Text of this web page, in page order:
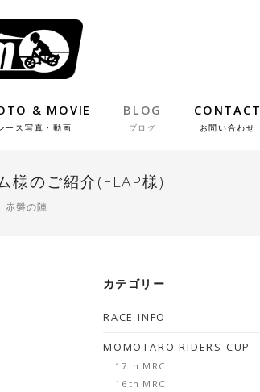
& MOVIE
ース写真・動画
BLOG
ブログ
CONTACT
お問い合わせ
様のご紹介(FLAP様)
赤磐の陣
カテゴリー
RACE INFO
MOMOTARO RIDERS CUP
17th MRC
16th MRC